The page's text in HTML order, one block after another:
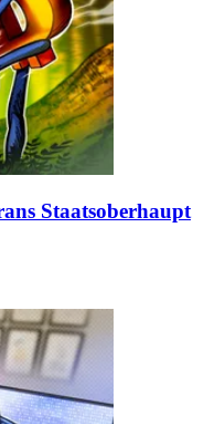
Staatsoberhaupt